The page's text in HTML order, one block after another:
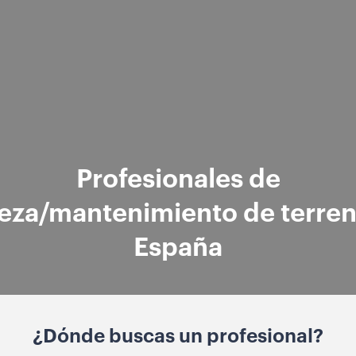
Profesionales de
mantenimiento de
España
¿Dónde buscas un profesional?